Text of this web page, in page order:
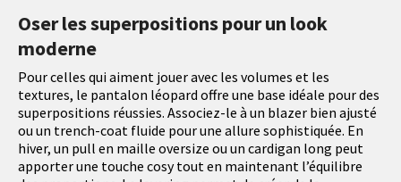
Oser les superpositions pour un look
moderne
Pour celles qui aiment jouer avec les volumes et les
textures, le pantalon léopard offre une base idéale pour des
superpositions réussies. Associez-le à un blazer bien ajusté
ou un trench-coat fluide pour une allure sophistiquée. En
hiver, un pull en maille oversize ou un cardigan long peut
apporter une touche cosy tout en maintenant l’équilibre